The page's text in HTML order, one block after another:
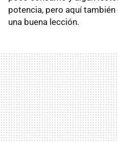
potencia, pero aquí
una buena lección.